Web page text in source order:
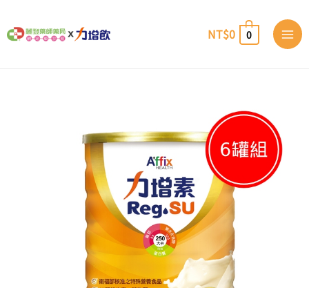
主
NT$0 0
原
始
價
格：
目
前
價
格：